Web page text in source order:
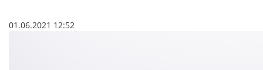
01.06.2021 12:52